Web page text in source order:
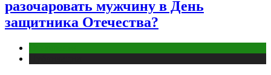
разочаровать мужчину в День
защитника Отечества?